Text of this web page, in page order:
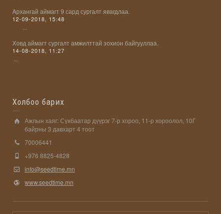
Aрхангай аймагт 9 сард сургалт явагдлаа.
12-09-2018, 15:48
...
Ховд аймагт сургалт амжилттай зохион байгууллаа.
14-08-2018, 11:27
...
Холбоо барих
Ажлын хаяг: Сүхбаатар дүүрэг 7-р хороо, 11-р хороолол, 10Г
байрны 3 давхарт 4 тоот
70006441
+976 8825-4828
info@seedtime.mn
www.seedtime.mn